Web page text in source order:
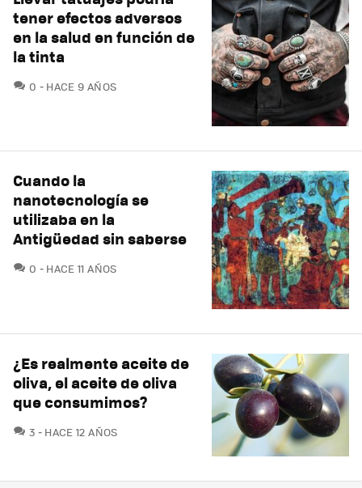
tener efectos adversos
en la salud en función de
la tinta
0 COMENTARIOS
HACE 9 AÑOS
Cuando la
nanotecnología se
utilizaba en la
Antigüedad sin saberse
0 COMENTARIOS
HACE 11 AÑOS
¿Es realmente aceite de
oliva, el aceite de oliva
que consumimos?
3 COMENTARIOS
HACE 12 AÑOS